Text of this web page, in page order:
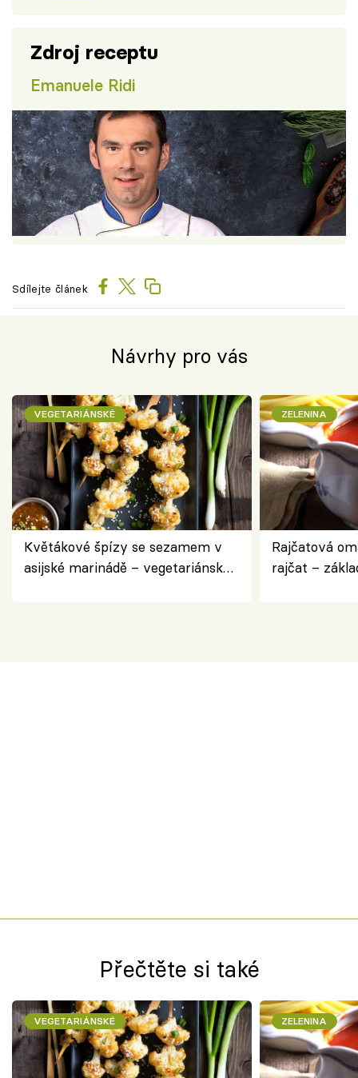
Zdroj receptu
Emanuele Ridi
Sdílejte článek
Návrhy pro vás
VEGETARIÁNSKÉ
Květákové špízy se sezamem v
asijské marinádě – vegetariánská
ZELENINA
Rajčatová
rajčat –
Přečtěte si také
VEGETARIÁNSKÉ ZELENINA